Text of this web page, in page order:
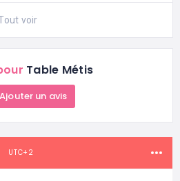
voir
Table Métis
Ajouter un avis
UTC+2